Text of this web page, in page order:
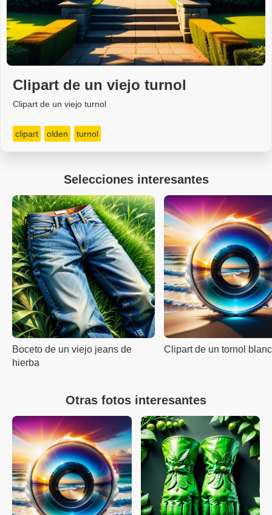
Clipart de un viejo turnol
Clipart de un viejo turnol
clipart olden turnol
Selecciones interesantes
Boceto de un viejo jeans de
hierba
Clipart de un tornol
Otras fotos interesantes